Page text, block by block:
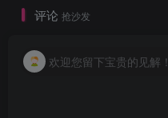
评论 抢沙发
欢迎您留下宝贵的见解！